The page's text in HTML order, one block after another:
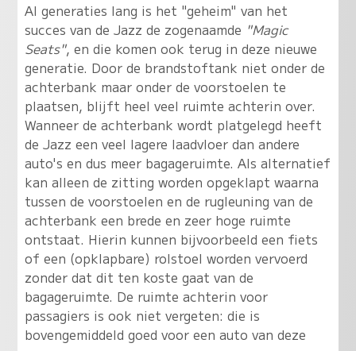
Al generaties lang is het "geheim" van het
succes van de Jazz de zogenaamde "Magic
Seats", en die komen ook terug in deze nieuwe
generatie. Door de brandstoftank niet onder de
achterbank maar onder de voorstoelen te
plaatsen, blijft heel veel ruimte achterin over.
Wanneer de achterbank wordt platgelegd heeft
de Jazz een veel lagere laadvloer dan andere
auto's en dus meer bagageruimte. Als alternatief
kan alleen de zitting worden opgeklapt waarna
tussen de voorstoelen en de rugleuning van de
achterbank een brede en zeer hoge ruimte
ontstaat. Hierin kunnen bijvoorbeeld een fiets
of een (opklapbare) rolstoel worden vervoerd
zonder dat dit ten koste gaat van de
bagageruimte. De ruimte achterin voor
passagiers is ook niet vergeten: die is
bovengemiddeld goed voor een auto van deze